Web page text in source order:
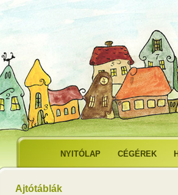
NYITÓLAP CÉGÉREK
Ajtótáblák